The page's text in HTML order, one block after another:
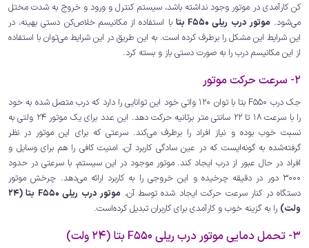
کن کارآمدی در موتور وجود نداشته‌ باشد، سیستم کنترل و ورود و خروج به شدت مختل
می‌شود. موتور درب ریلی F550 بتا
با استفاده از مکانیسم خلاص‌کن دستی بهینه، در
این شرایط این مشکل را برطرف کرده است. به این طریق در این شرایط می‌توان با استفاده
از این مکانیسم درب را به صورت دستی باز و بسته کرد.
2- سرعت حرکت موتور
جک درب F550 بتا با توان 120 واتی خود این توانایی را دارد که درب متصل شده به خود
را با سرعت 18 تا 22 سانتی متر برثانیه حرکت دهد. این عدد برای یک موتور 24 ولتی به
نسبت خوب بوده و نیاز افراد را برطرف می‌کند. سرعتی که برای این موتور در نظر
گرفته‌شده به گونه‌ایست که در عین سادگی کاربرد آن، امنیت کافی را هم برای وسایل و
افراد در حال عبور از درب ایجاد کند. موتور موجود در این سیستم، با سرعتی در حدود
3000 دور در دقیقه چرخیده و این خروجی را به کاربرد ارائه می‌دهد. چرخش موتور
دستگاه در کنار سرعت حرکت ایجاد شده توسط آن،
موتور درب ریلی F550 بتا (24
ولت) را به گزینه خوب و کارآمدی برای کاربران تبدیل کرده‌است.
3- تحمل دمایی موتور درب ریلی F550 بتا (24 ولت)